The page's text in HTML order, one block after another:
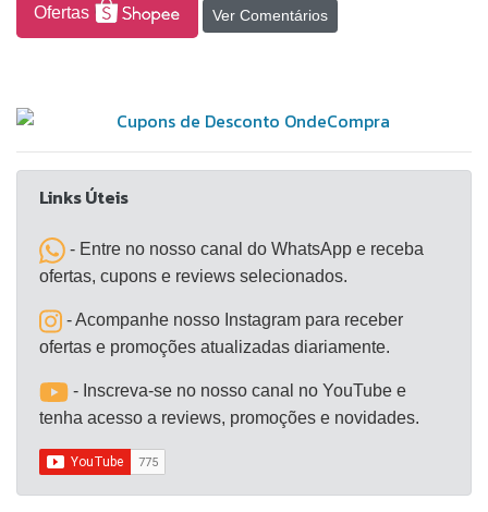
Ofertas Ver Comentários
Links Úteis
- Entre no nosso canal do WhatsApp e receba
ofertas, cupons e reviews selecionados.
- Acompanhe nosso Instagram para receber
ofertas e promoções atualizadas diariamente.
- Inscreva-se no nosso canal no YouTube e
tenha acesso a reviews, promoções e novidades.